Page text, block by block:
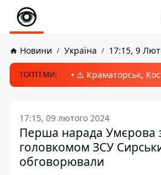
Новини Україна 17:15, 9
ТОПТЕМИ: ⚠️ Краматорськ,
17:15, 09 лютого 2024
Перша нарада Умєрова
головкомом ЗСУ
обговорювали